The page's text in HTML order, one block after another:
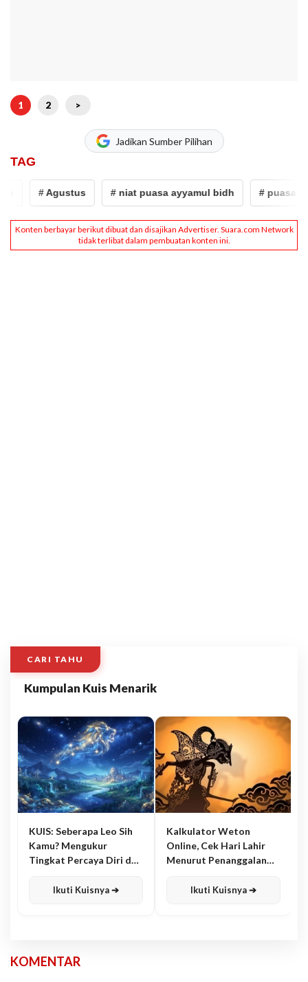
1 2 >
Jadikan Sumber Pilihan
TAG
# Agustus # niat puasa ayyamul bidh # puasa
CARI TAHU
Kumpulan Kuis Menarik
KUIS: Seberapa Leo Sih
Kamu? Mengukur
Tingkat Percaya Diri dan
Ikuti Kuisnya ➔
Kalkulator Weton
Online, Cek Hari Lahir
Menurut Penanggalan
Ikuti Kuisnya ➔
KOMENTAR